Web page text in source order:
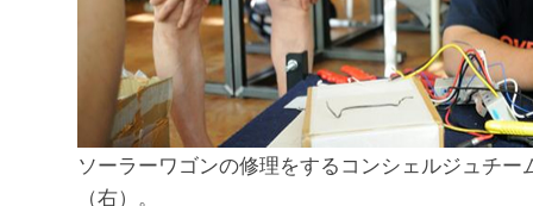
ソーラーワゴンの修理をするコンシェルジュチ
（右）。